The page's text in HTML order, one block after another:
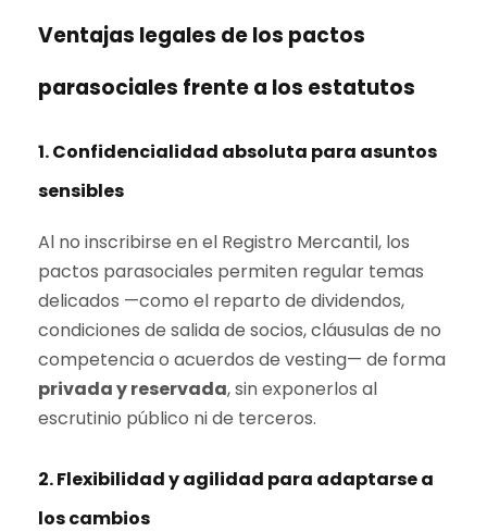
Ventajas legales de los pactos
parasociales frente a los estatutos
1. Confidencialidad absoluta para asuntos
sensibles
Al no inscribirse en el Registro Mercantil, los
pactos parasociales permiten regular temas
delicados —como el reparto de dividendos,
condiciones de salida de socios, cláusulas de no
competencia o acuerdos de vesting— de forma
privada y reservada, sin exponerlos al
escrutinio público ni de terceros.
2.Flexibilidad y agilidad para adaptarse a
los cambios